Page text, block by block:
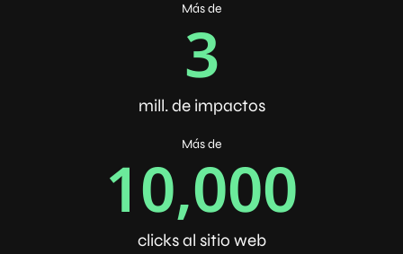
Más de
mill. de impactos​
3
Más de
clicks al sitio web
10,000